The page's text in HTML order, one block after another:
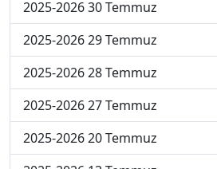
2025-2026 30 Temmuz
2025-2026 29 Temmuz
2025-2026 28 Temmuz
2025-2026 27 Temmuz
2025-2026 20 Temmuz